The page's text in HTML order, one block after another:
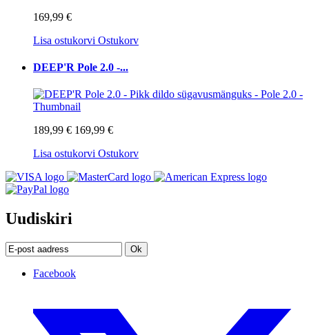
169,99 €
Lisa ostukorvi Ostukorv
DEEP'R Pole 2.0 -...
189,99 € 169,99 €
Lisa ostukorvi Ostukorv
Uudiskiri
Ok
Facebook